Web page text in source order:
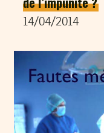
14/04/2014